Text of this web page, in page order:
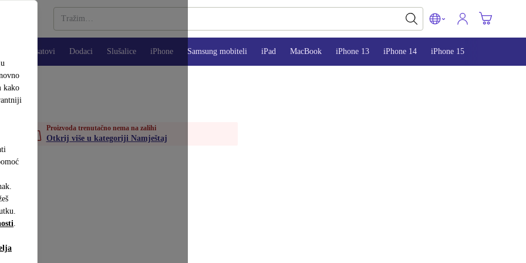
kako
.
Pametni satovi Dodaci Slušalice iPhone Samsung mobiteli iPad MacBook iPhone 13 iPhone 14 iPhone 15
Proizvoda trenutačno nema na zalihi
Otkrij više u kategoriji Namještaj